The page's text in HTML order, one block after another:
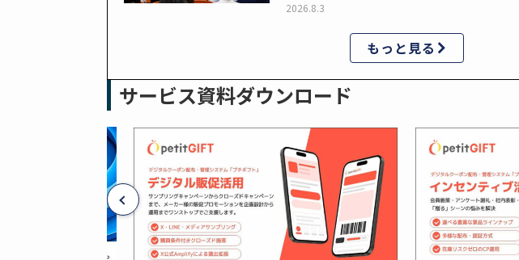
2026.8.3
もっと見る
サービス資料ダウンロード